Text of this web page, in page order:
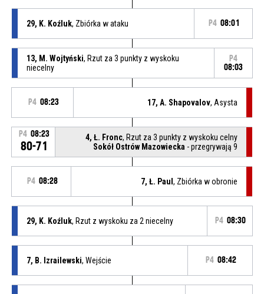
29, K. Koźluk, Zbiórka w ataku P4 08:01
13, M. Wojtyński, Rzut za 3 punkty z wyskoku
niecelny
P4
08:03
P4 08:23 17, A. Shapovalov, Asysta
P4 08:23
80-71
4, Ł. Fronc, Rzut za 3 punkty z wyskoku celny
Sokół Ostrów Mazowiecka - przegrywają 9
P4 08:28 7, Ł. Paul, Zbiórka w obronie
29, K. Koźluk, Rzut z wyskoku za 2 niecelny P4 08:30
7, B. Izrailewski, Wejście P4 08:42